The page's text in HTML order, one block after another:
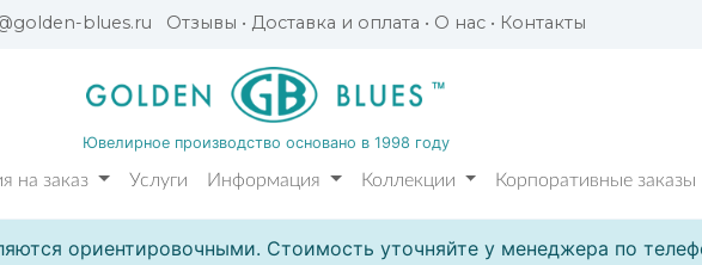
blues.ru Отзывы • Доставка и оплата • О нас • Контакты
Ювелирное производство основано в 1998 году
на заказ Услуги Информация Коллекции Корпоративные заказы
ориентировочными. Стоимость уточняйте у менеджера по